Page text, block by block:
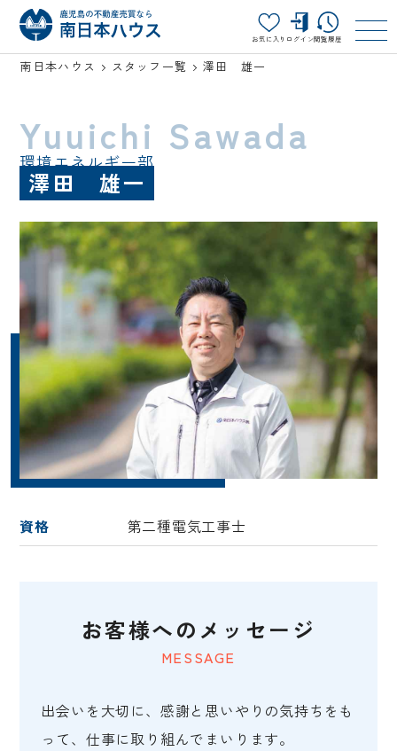
お気に入り ログイン閲覧履歴
南日本ハウス スタッフ一覧 澤田 雄一
Yuuichi Sawada
環境エネルギー部
澤田 雄一
資格 第二種電気工事士
MESSAGE
お客様へのメッセージ
出会いを大切に、感謝と思いやりの気持ちをも
って、仕事に取り組んでまいります。